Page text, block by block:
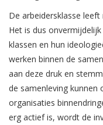
De arbeidersklasse
Het is dus
klassen en hun
werken binnen de
aan deze druk en
de samenleving kunnen
organisaties
erg actief is, wordt de